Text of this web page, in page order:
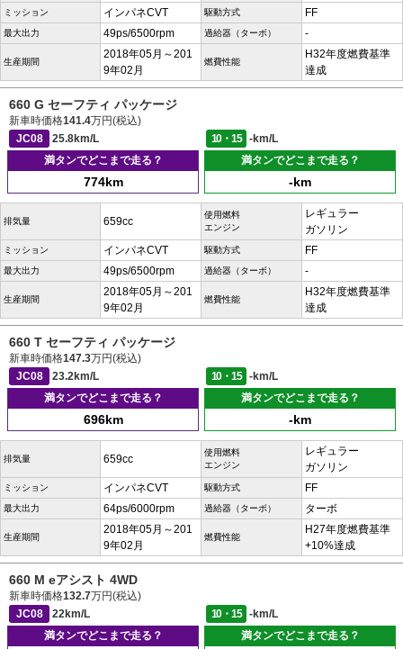
ミッション インパネCVT 駆動方式 FF
最大出力 49ps/6500rpm 過給器（ターボ） -
生産期間
2018年05月～201
9年02月
燃費性能
H32年度燃費基準
達成
660 G セーフティ パッケージ
新車時価格141.4万円(税込)
JC08
25.8km/L 10・15
-km/L
満タンでどこまで走る？
774km
満タンでどこまで走る？
-km
排気量 659cc
使用燃料
エンジン
レギュラー
ガソリン
ミッション インパネCVT 駆動方式 FF
最大出力 49ps/6500rpm 過給器（ターボ） -
生産期間
2018年05月～201
9年02月
燃費性能
H32年度燃費基準
達成
660 T セーフティ パッケージ
新車時価格147.3万円(税込)
JC08
23.2km/L 10・15
-km/L
満タンでどこまで走る？
696km
満タンでどこまで走る？
-km
排気量 659cc
使用燃料
エンジン
レギュラー
ガソリン
ミッション インパネCVT 駆動方式 FF
最大出力 64ps/6000rpm 過給器（ターボ） ターボ
生産期間
2018年05月～201
9年02月
燃費性能
H27年度燃費基準
+10%達成
660 M eアシスト 4WD
新車時価格132.7万円(税込)
JC08
22km/L 10・15
-km/L
満タンでどこまで走る？
満タンでどこまで走る？